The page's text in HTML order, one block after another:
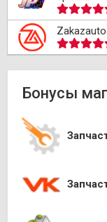
Бонусы